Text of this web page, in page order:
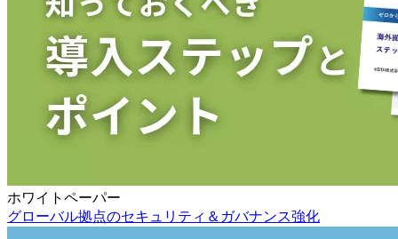
ホワイトペーパー
グローバル拠点のセキュリティ＆ガバナンス強化